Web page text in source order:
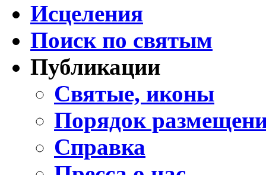
Исцеления
Поиск по святым
Публикации
Святые, иконы
Порядок
Справка